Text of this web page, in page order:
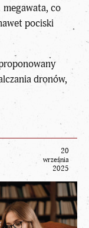
co
pociski
dronów,
20
września
2025